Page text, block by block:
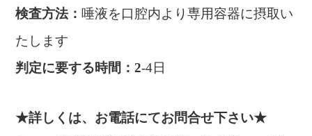
検査方法：唾液を口腔内より専用容器に摂取い
たします
判定に要する時間：2-4日
★詳しくは、お電話にてお問合せ下さい★